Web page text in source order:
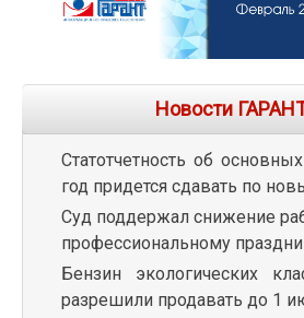
Новости
Статотчетность об
год придется сдавать по
Суд поддержал снижение
профессиональному
Бензин экологических
разрешили продавать до 1